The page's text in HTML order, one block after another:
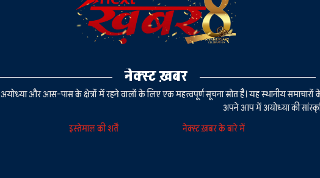
नेक्स्ट ख़बर
अयोध्या और आस-पास के क्षेत्रों में रहने वालों के लिए एक महत्वपूर्ण सूचना स्रोत है। यह स्थानीय
अपने आप में अयोध्या की
इस्तेमाल की शर्तें नेक्स्ट ख़बर के बारे में